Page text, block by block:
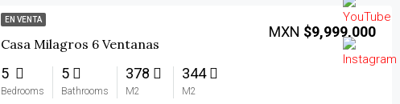
EN VENTA
Casa Milagros 6 Ventanas
MXN $9,999,000
5
Bedrooms
5
Bathrooms
378
M2
344
M2